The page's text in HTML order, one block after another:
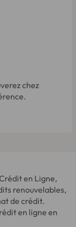
chez
en Ligne,
renouvelables,
de crédit.
en ligne en